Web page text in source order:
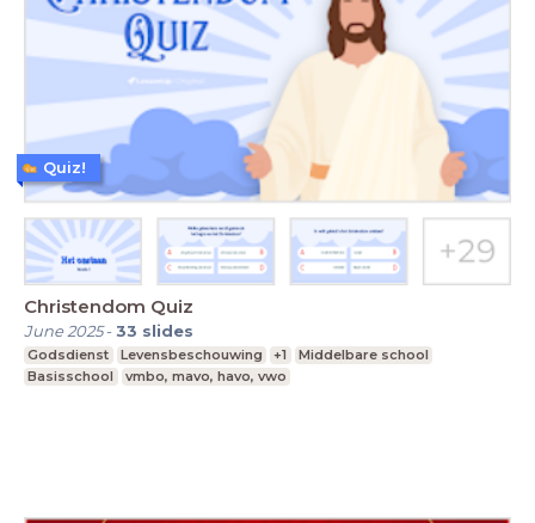
Christendom Quiz
June 2025-33 slides
Godsdienst Levensbeschouwing +1
Middelbare school
Basisschool
vmbo, mavo, havo, vwo
Quiz!